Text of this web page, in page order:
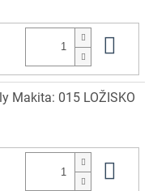
Makita: 015 LOŽISKO